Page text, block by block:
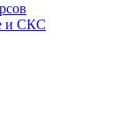
и СКС